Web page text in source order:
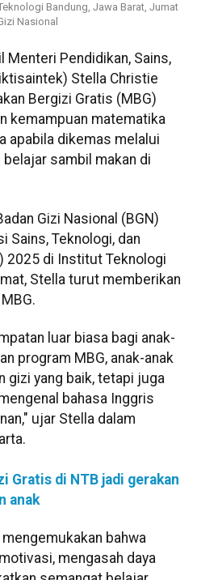
Bandung, Jawa Barat, Jumat
Nasional
Menteri Pendidikan, Sains,
Stella Christie
Bergizi Gratis (MBG)
kemampuan matematika
apabila dikemas melalui
sambil makan di
Gizi Nasional (BGN)
Sains, Teknologi, dan
2025 di Institut Teknologi
Stella turut memberikan
luar biasa bagi anak-
program MBG, anak-anak
gizi yang baik, tetapi juga
bahasa Inggris
ujar Stella dalam
Gratis di NTB jadi gerakan
anak
bahwa
mengasah daya